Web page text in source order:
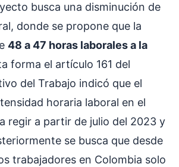
busca una disminución de
donde se propone que la
48 a 47 horas laborales a la
forma el artículo 161 del
del Trabajo indicó que el
horaria laboral en el
regir a partir de julio del 2023 y
se busca que desde
trabajadores en Colombia solo